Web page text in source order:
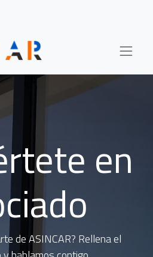
en
de ASINCAR? Rellena el